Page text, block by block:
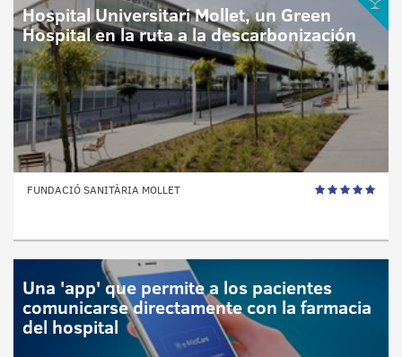
Hospital Universitari Mollet, un Green
Hospital en la ruta a la descarbonización
FUNDACIÓ SANITÀRIA MOLLET
Una 'app' que permite a los pacientes
comunicarse directamente con la farmacia
del hospital